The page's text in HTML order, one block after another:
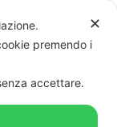
✕
premendo i
accettare.